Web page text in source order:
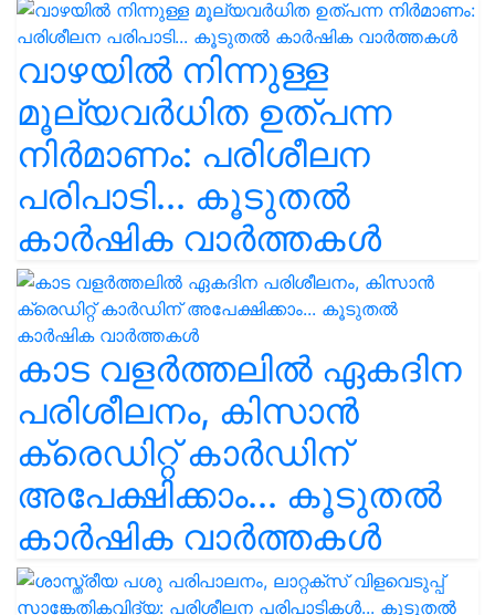
വാഴയിൽ നിന്നുള്ള
മൂല്യവർധിത ഉത്പന്ന
നിർമാണം: പരിശീലന
പരിപാടി... കൂടുതൽ
കാർഷിക വാർത്തകൾ
കാട വളര്‍ത്തലിൽ ഏകദിന
പരിശീലനം, കിസാൻ
ക്രെഡിറ്റ് കാർഡിന്
അപേക്ഷിക്കാം... കൂടുതൽ
കാർഷിക വാർത്തകൾ